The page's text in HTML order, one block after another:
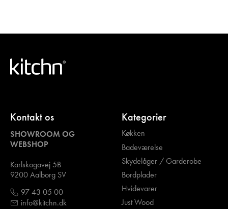
Kontakt os
SHOWROOM OG
WEBSHOP
Karlskogavej 5B
9200 Aalborg SV
97 43 05 00
info@kitchn.dk
Kategorier
Køkken
Badeværelse
Skydelåger / Garderobe
Bordplader
Hvidevarer
Just Wood